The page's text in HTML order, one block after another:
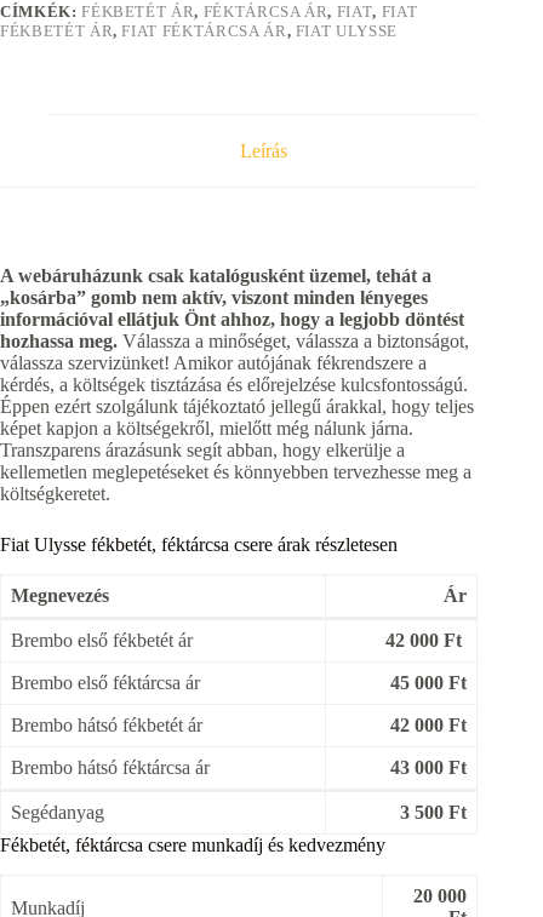
CÍMKÉK:FÉKBETÉT ÁR, FÉKTÁRCSA ÁR, FIAT, FIAT
FÉKBETÉT ÁR,FIAT FÉKTÁRCSA ÁR , FIAT ULYSSE
Leírás
A webáruházunk csak katalógusként üzemel, tehát a
„kosárba” gomb nem aktív, viszont minden lényeges
információval ellátjuk Önt ahhoz, hogy a legjobb döntést
hozhassa meg. Válassza a minőséget, válassza a biztonságot,
válassza szervizünket! Amikor autójának fékrendszere a
kérdés, a költségek tisztázása és előrejelzése kulcsfontosságú.
Éppen ezért szolgálunk tájékoztató jellegű árakkal, hogy teljes
képet kapjon a költségekről, mielőtt még nálunk járna.
Transzparens árazásunk segít abban, hogy elkerülje a
kellemetlen meglepetéseket és könnyebben tervezhesse meg a
költségkeretet.
Fiat Ulysse fékbetét, féktárcsa csere árak részletesen
Megnevezés Ár
Brembo első fékbetét ár 42 000 Ft
Brembo első féktárcsa ár 45 000 Ft
Brembo hátsó fékbetét ár 42 000 Ft
Brembo hátsó féktárcsa ár 43 000 Ft
Segédanyag
3 500 Ft
Fékbetét, féktárcsa csere munkadíj és kedvezmény
Munkadíj
20 000